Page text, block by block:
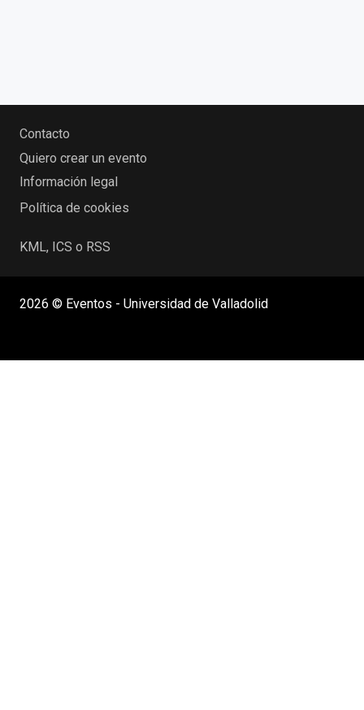
Contacto
Quiero crear un evento
Información legal
Política de cookies
KML, ICS o RSS
2026 © Eventos - Universidad de Valladolid